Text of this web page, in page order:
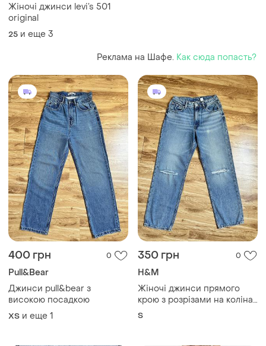
Жіночі джинси levi’s 501
original
25 и еще 3
Реклама на Шафе. Как сюда попасть?
400 грн 0
Pull&Bear
Джинси pull&bear з
високою посадкою
XS и еще 1
350 грн 0
H&M
Жіночі джинси прямого
крою з розрізами на колінах
h&m
S